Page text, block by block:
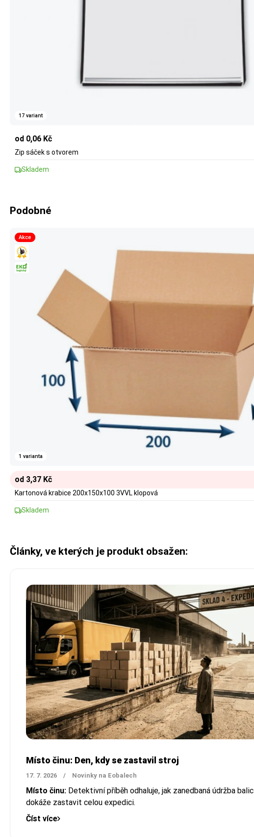
17 variant
od 0,06 Kč
Zip sáček s otvorem
Skladem
Podobné
Akce
1 varianta
od 3,37 Kč
Kartonová krabice 200x150x100 3VVL klopová
Skladem
Články, ve kterých je produkt obsažen:
Místo činu: Den, kdy se zastavil stroj
17. 7. 2026 / Novinky na Eobalech
Místo činu: Detektivní příběh odhaluje, jak zanedbaná údržba
dokáže zastavit celou expedici.
Číst více